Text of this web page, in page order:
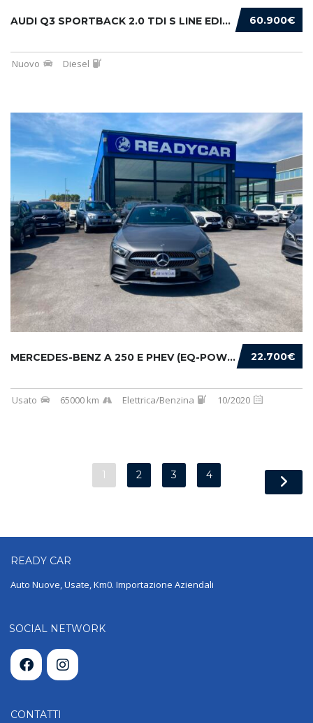
60.900€
AUDI Q3 SPORTBACK 2.0 TDI S LINE EDITION 150...
Nuovo Diesel
22.700€
MERCEDES-BENZ A 250 E PHEV (EQ-POWER) PREMIU...
Usato 65000 km Elettrica/Benzina 10/2020
1 2 3 4
READY CAR
Auto Nuove, Usate, Km0. Importazione Aziendali
SOCIAL NETWORK
CONTATTI